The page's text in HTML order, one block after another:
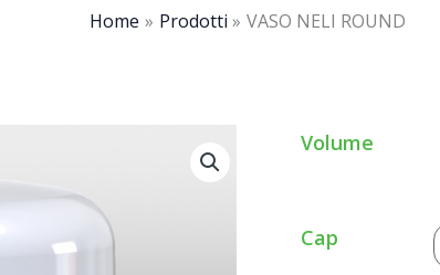
Home Prodotti VASO NELI ROUND
Volume
Cap